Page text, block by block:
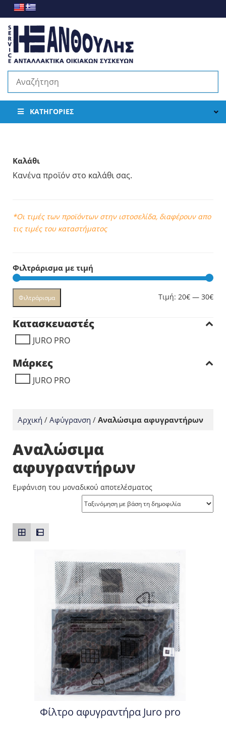
ΚΑΤΗΓΟΡΊΕΣ
Καλάθι
Κανένα προϊόν στο καλάθι σας.
*Οι τιμές των προϊόντων στην ιστοσελίδα, διαφέρουν απο
τις τιμές του καταστήματος
Φιλτράρισμα με τιμή
Φιλτράρισμα Τιμή: 20€ — 30€
Κατασκευαστές
JURO PRO
Μάρκες
JURO PRO
Αρχική / Αφύγρανση / Αναλώσιμα αφυγραντήρων
Αναλώσιμα
αφυγραντήρων
Εμφάνιση του μοναδικού αποτελέσματος
Φίλτρο αφυγραντήρα Juro pro